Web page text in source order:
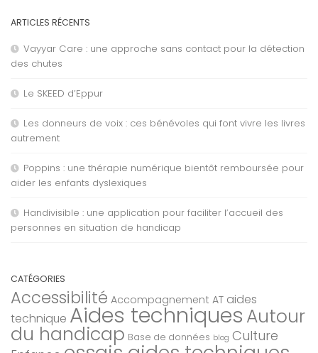
ARTICLES RÉCENTS
Vayyar Care : une approche sans contact pour la détection
des chutes
Le SKEED d’Eppur
Les donneurs de voix : ces bénévoles qui font vivre les livres
autrement
Poppins : une thérapie numérique bientôt remboursée pour
aider les enfants dyslexiques
Handivisible : une application pour faciliter l’accueil des
personnes en situation de handicap
CATÉGORIES
Accessibilité Accompagnement AT aides
technique Aides techniquesAutour
du handicap Base de données blog Culture